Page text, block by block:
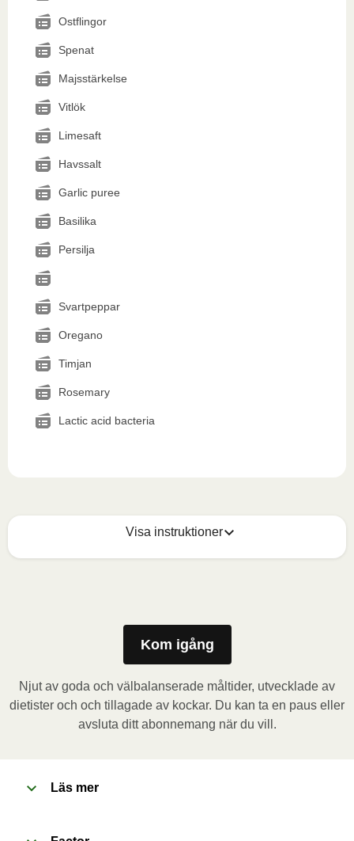
Ostflingor
Spenat
Majsstärkelse
Vitlök
Limesaft
Havssalt
Garlic puree
Basilika
Persilja
Svartpeppar
Oregano
Timjan
Rosemary
Lactic acid bacteria
Visa instruktioner
måltiden i 3,5 minuter. Låt måltiden vila i 1 minut
innan du tar bort folien. Se upp för varm ånga när du
Ugn (170˚C):
Förvärm ugnen. Ta bort kartongremsan och stick
vila i 1 minut innan du tar bort folien. Se upp för varm
Kom igång
Njut av goda och välbalanserade måltider, utvecklade av
dietister och och tillagade av kockar. Du kan ta en paus eller
avsluta ditt abonnemang när du vill.
Läs mer